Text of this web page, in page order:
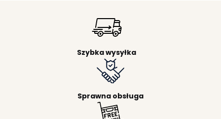
Szybka wysyłka
Sprawna obsługa